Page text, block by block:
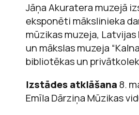
Jāņa Akuratera muzejā
eksponēti mākslinieka
mūzikas muzeja,
un mākslas muzeja
bibliotēkas un
Izstādes atklāšana 8.
Emīla Dārziņa Mūzikas